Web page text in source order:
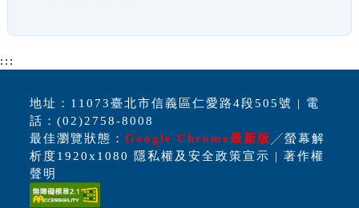
:::
地址：11073臺北市信義區仁愛路4段505號 | 電
話：(02)2758-8008
最佳瀏覽狀態：Google Chrome最新版 ╱螢幕解
析度1920x1080 隱私權及安全政策宣示 | 著作權
聲明